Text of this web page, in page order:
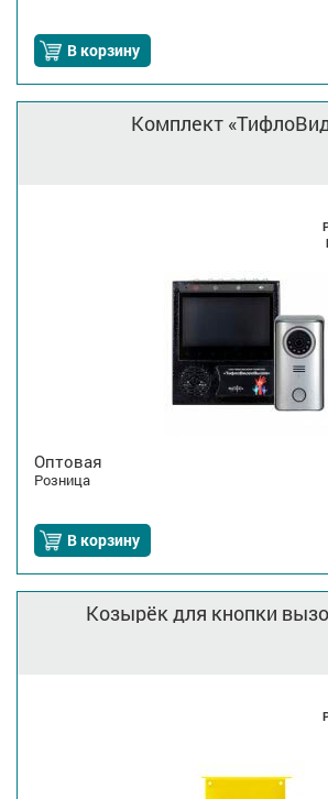
В корзину
Комплект
Оптовая
Розница
В корзину
Козырёк для кнопки